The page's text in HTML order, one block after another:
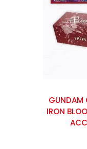
GUNDAM
IRON